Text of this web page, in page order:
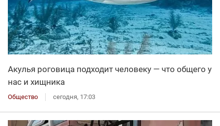
Акулья роговица подходит человеку — что общего у
нас и хищника
Общество сегодня, 17:03